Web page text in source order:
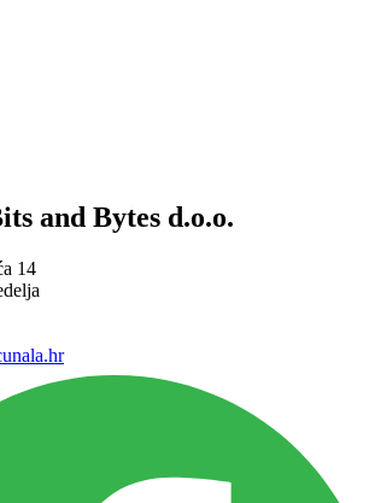
and Bytes d.o.o.
14